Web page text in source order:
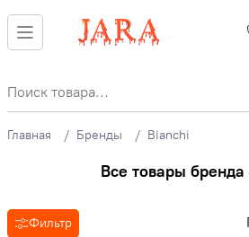
Главная Бренды Bianchi
Все товары
Фильтр